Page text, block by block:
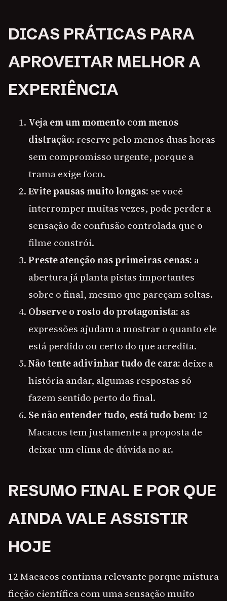
DICAS PRÁTICAS PARA
APROVEITAR MELHOR A
EXPERIÊNCIA
Veja em um momento com menos
distração: reserve pelo menos duas horas
sem compromisso urgente, porque a
trama exige foco.
Evite pausas muito longas: se você
interromper muitas vezes, pode perder a
sensação de confusão controlada que o
filme constrói.
Preste atenção nas primeiras cenas: a
abertura já planta pistas importantes
sobre o final, mesmo que pareçam soltas.
Observe o rosto do protagonista: as
expressões ajudam a mostrar o quanto ele
está perdido ou certo do que acredita.
Não tente adivinhar tudo de cara: deixe a
história andar, algumas respostas só
fazem sentido perto do final.
Se não entender tudo, está tudo bem: 12
Macacos tem justamente a proposta de
deixar um clima de dúvida no ar.
RESUMO FINAL E POR QUE
AINDA VALE ASSISTIR
HOJE
12 Macacos continua relevante porque mistura
ficção científica com uma sensação muito